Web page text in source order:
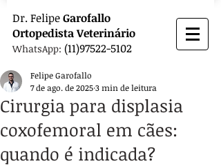
Dr. FelipeGarofallo
OrtopedistaVeterinário
WhatsApp: (11)97522-5102
Cirurgia para displasia
coxofemoral em cães:
quando é indicada?
Felipe Garofallo
7 de ago. de 20253 min de leitura